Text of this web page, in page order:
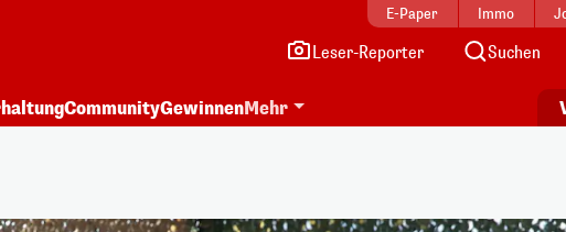
E-Paper Immo
Leser-Reporter Suchen
CommunityGewinnenMehr